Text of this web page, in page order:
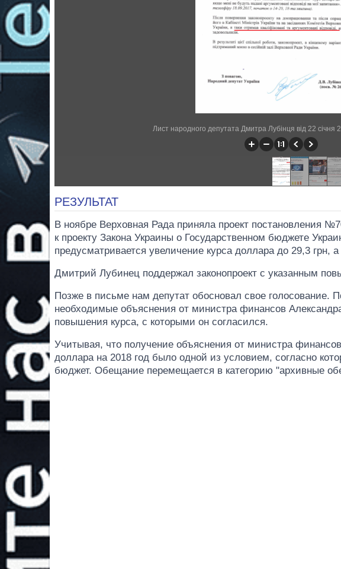
Лист народного депутата Дмитра Лубінця від 22 січня
РЕЗУЛЬТАТ
В ноябре Верховная Рада приняла проект постановления
к проекту Закона Украины о Государственном бюджете
предусматривается увеличение курса доллара до 29,3 грн,
Дмитрий Лубинец поддержал законопроект с указанным
Позже в письме нам депутат обосновал свое голосование.
необходимые объяснения от министра финансов
повышения курса, с которыми он согласился.
Учитывая, что получение объяснения от министра
доллара на 2018 год было одной из условием, согласно
бюджет. Обещание перемещается в категорию "архивные